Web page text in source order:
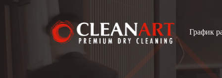
График
Вызывайте